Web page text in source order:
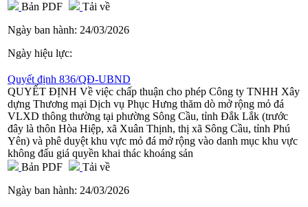
Bản PDF
Tải về
Ngày ban hành: 24/03/2026
Ngày hiệu lực:
Quyết định 836/QĐ-UBND
QUYẾT ĐỊNH Về việc chấp thuận cho phép Công ty TNHH Xây
dựng Thương mại Dịch vụ Phục Hưng thăm dò mở rộng mỏ đá
VLXD thông thường tại phường Sông Cầu, tỉnh Đắk Lắk (trước
đây là thôn Hòa Hiệp, xã Xuân Thịnh, thị xã Sông Cầu, tỉnh Phú
Yên) và phê duyệt khu vực mỏ đá mở rộng vào danh mục khu vực
không đấu giá quyền khai thác khoáng sản
Bản PDF
Tải về
Ngày ban hành: 24/03/2026